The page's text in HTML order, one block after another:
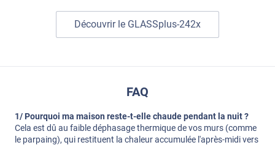
Découvrir le GLASSplus-242x
FAQ
1/ Pourquoi ma maison reste-t-elle chaude pendant la nuit ?
Cela est dû au faible déphasage thermique de vos murs (comme
le parpaing), qui restituent la chaleur accumulée l'après-midi vers